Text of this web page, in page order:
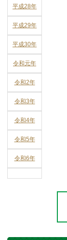
平成28年
平成29年
平成30年
令和元年
令和2年
令和3年
令和4年
令和5年
令和6年